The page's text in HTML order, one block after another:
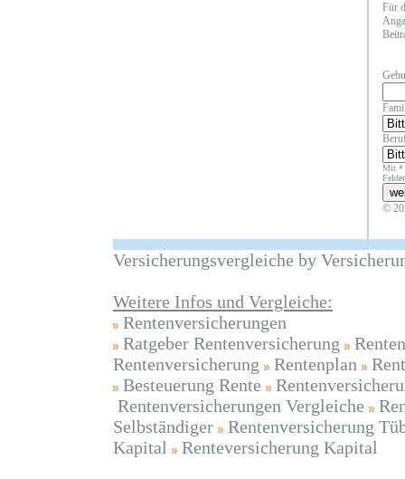
Für
Mit *
©
Versicherungsvergleiche by
Weitere Infos und Vergleiche:
Rentenversicherungen
Ratgeber Rentenversicherung
Rentenversicherung
Rentenplan
Besteuerung Rente
Rentenversicherungen Vergleiche
Selbständiger
Rentenversicherung
Kapital
Renteversicherung Kapital